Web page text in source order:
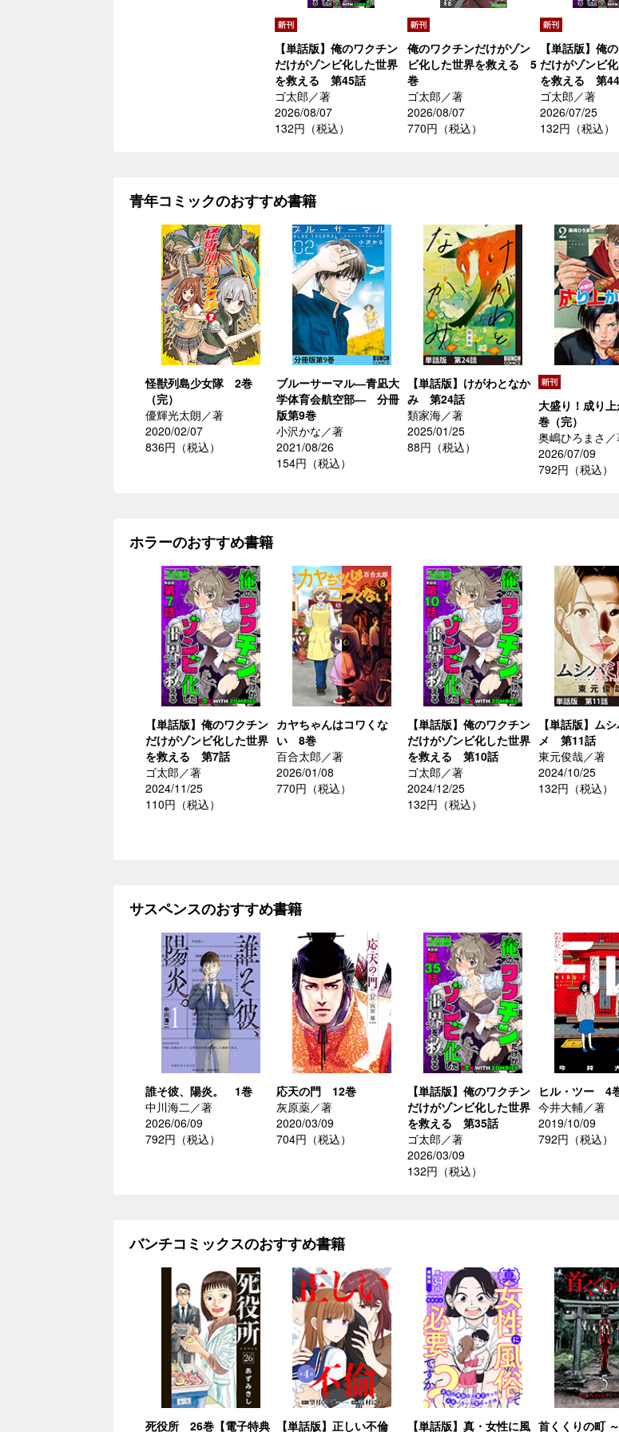
【単話版】俺のワクチン
だけがゾンビ化した世界
を救える 第45話
ゴ太郎／著
2026/08/07
132円（税込）
俺のワクチンだけがゾン
ビ化した世界を救える 5
巻
ゴ太郎／著
2026/08/07
770円（税込）
【単話版】俺
だけがゾンビ
を救える 第
ゴ太郎／著
2026/07/25
132円（税込）
青年コミックのおすすめ書籍
怪獣列島少女隊 2巻
（完）
優輝光太朗／著
2020/02/07
836円（税込）
ブルーサーマル―青凪大
学体育会航空部― 分冊
版第9巻
小沢かな／著
2021/08/26
154円（税込）
【単話版】けがわとなか
み 第24話
類家海／著
2025/01/25
88円（税込）
大盛り！成り
巻（完）
奥嶋ひろまさ
2026/07/09
792円（税込）
ホラーのおすすめ書籍
【単話版】俺のワクチン
だけがゾンビ化した世界
を救える 第7話
ゴ太郎／著
2024/11/25
110円（税込）
カヤちゃんはコワくな
い 8巻
百合太郎／著
2026/01/08
770円（税込）
【単話版】俺のワクチン
だけがゾンビ化した世界
を救える 第10話
ゴ太郎／著
2024/12/25
132円（税込）
【単話版】ム
メ 第11話
東元俊哉／著
2024/10/25
132円（税込）
サスペンスのおすすめ書籍
誰そ彼、陽炎。 1巻
中川海二／著
2026/06/09
792円（税込）
応天の門 12巻
灰原薬／著
2020/03/09
704円（税込）
【単話版】俺のワクチン
だけがゾンビ化した世界
を救える 第35話
ゴ太郎／著
2026/03/09
132円（税込）
ヒル・ツー 4
今井大輔／著
2019/10/09
792円（税込）
バンチコミックスのおすすめ書籍
死役所 26巻【電子特典 【単話版】正しい不倫 【単話版】真・女性に風 首くくりの町